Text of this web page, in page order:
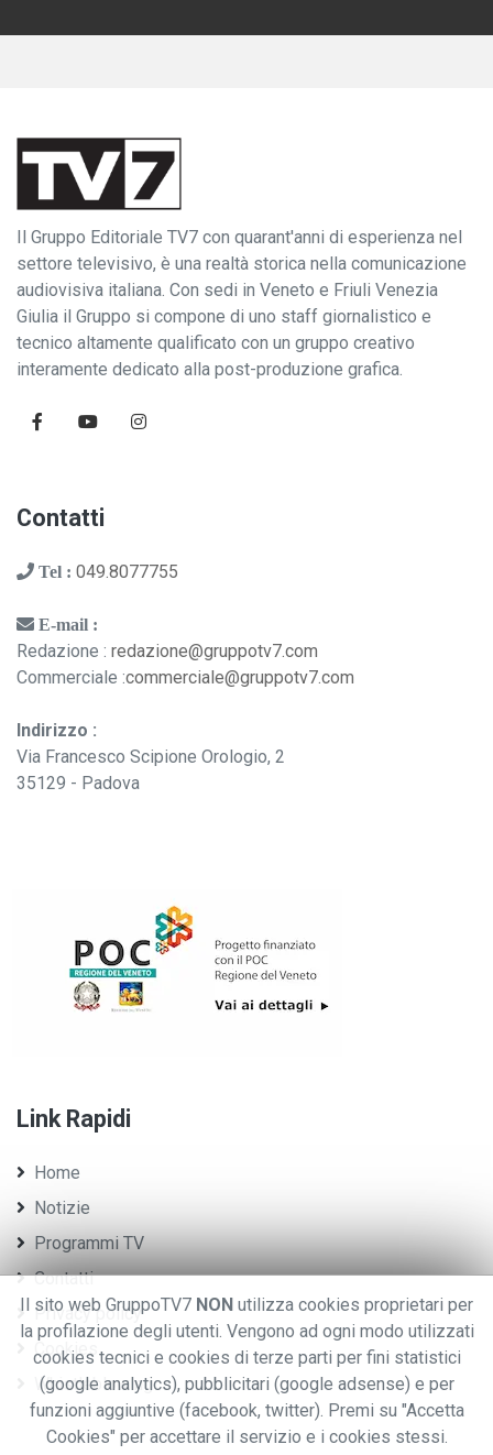
Il Gruppo Editoriale TV7 con quarant'anni di esperienza nel
settore televisivo, è una realtà storica nella comunicazione
audiovisiva italiana. Con sedi in Veneto e Friuli Venezia
Giulia il Gruppo si compone di uno staff giornalistico e
tecnico altamente qualificato con un gruppo creativo
interamente dedicato alla post-produzione grafica.
Contatti
Tel : 049.8077755
E-mail :
Redazione : redazione@gruppotv7.com
Commerciale :commerciale@gruppotv7.com
Indirizzo :
Via Francesco Scipione Orologio, 2
35129 - Padova
Link Rapidi
Home
Notizie
Programmi TV
Contatti
Privacy policy
Cookies
Whistleblowing
Il sito web GruppoTV7 NON utilizza cookies proprietari per
la profilazione degli utenti. Vengono ad ogni modo utilizzati
cookies tecnici e cookies di terze parti per fini statistici
(google analytics), pubblicitari (google adsense) e per
funzioni aggiuntive (facebook, twitter). Premi su "Accetta
Cookies" per accettare il servizio e i cookies stessi.